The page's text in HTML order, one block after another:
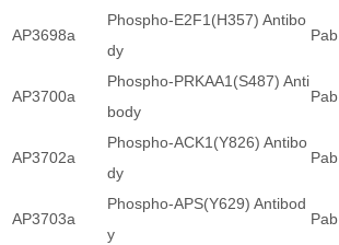
AP3698a
Phospho-E2F1(H357) Antibo
dy
Pab
AP3700a
Phospho-PRKAA1(S487) Anti
body
Pab
AP3702a
Phospho-ACK1(Y826) Antibo
dy
Pab
AP3703a
Phospho-APS(Y629) Antibod
y
Pab